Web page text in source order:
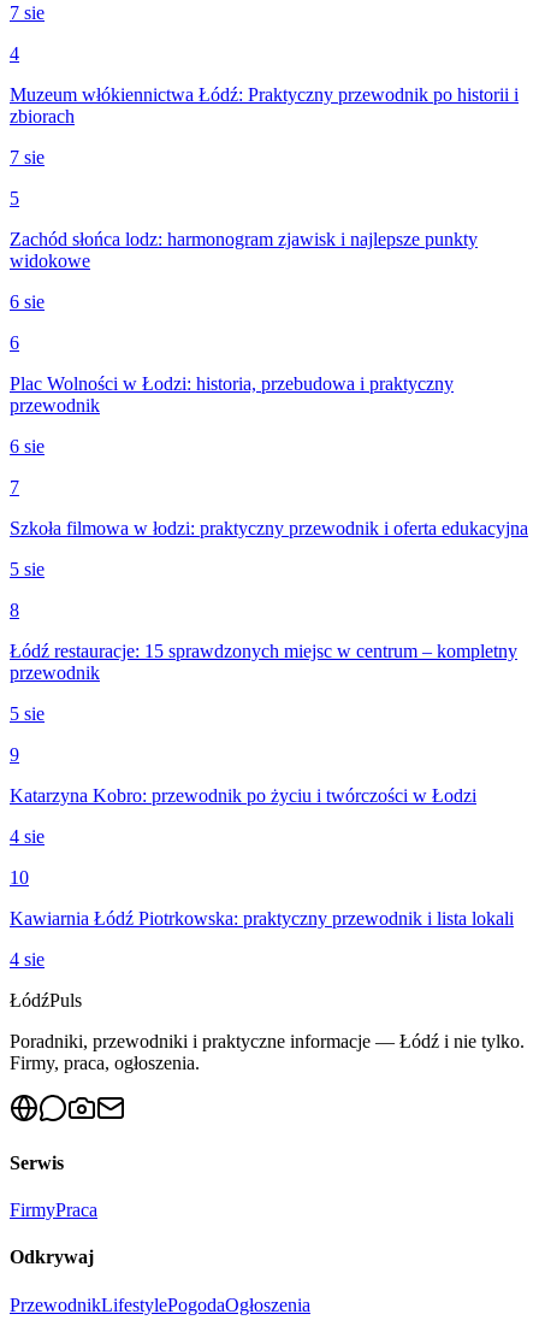
7 sie
4
Muzeum włókiennictwa Łódź: Praktyczny przewodnik po historii i
zbiorach
7 sie
5
Zachód słońca lodz: harmonogram zjawisk i najlepsze punkty
widokowe
6 sie
6
Plac Wolności w Łodzi: historia, przebudowa i praktyczny
przewodnik
6 sie
7
Szkoła filmowa w łodzi: praktyczny przewodnik i oferta edukacyjna
5 sie
8
Łódź restauracje: 15 sprawdzonych miejsc w centrum – kompletny
przewodnik
5 sie
9
Katarzyna Kobro: przewodnik po życiu i twórczości w Łodzi
4 sie
10
Kawiarnia Łódź Piotrkowska: praktyczny przewodnik i lista lokali
4 sie
ŁódźPuls
Poradniki, przewodniki i praktyczne informacje — Łódź i nie tylko.
Firmy, praca, ogłoszenia.
Serwis
FirmyPraca
Odkrywaj
PrzewodnikLifestylePogodaOgłoszenia